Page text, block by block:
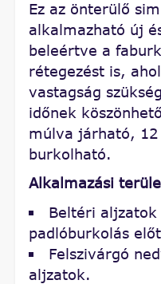
Ez az önterülő
alkalmazható új
beleértve a
rétegezést is,
vastagság
időnek
múlva járható,
burkolható.
Alkalmazási
Beltéri
padlóburkolás
Felszivárgó
aljzatok.